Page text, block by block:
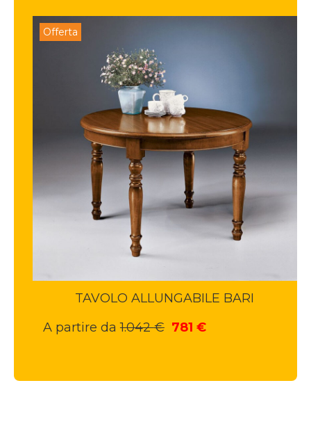
Offerta
TAVOLO ALLUNGABILE BARI
A partire da1.042€ Il781 €Il